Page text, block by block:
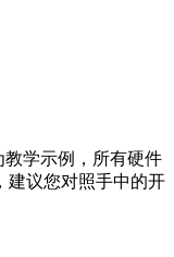
教学示例，所有硬件
建议您对照手中的开